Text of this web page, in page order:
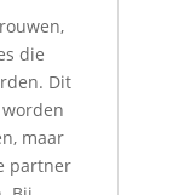
die
Dit
maar
partner